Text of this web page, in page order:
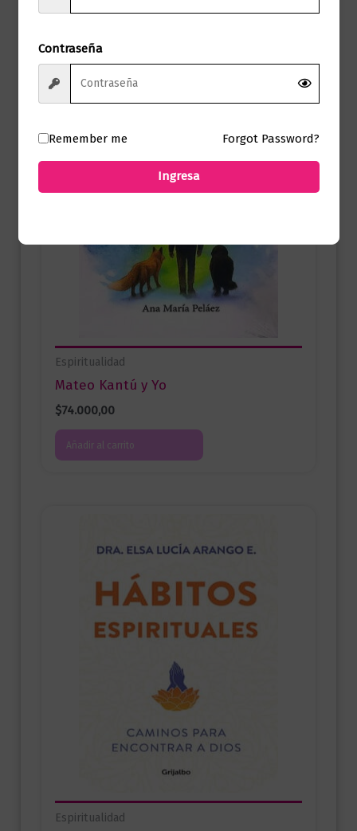
Espiritualidad
Mateo Kantú y Yo
$74.000,00
Añadir al carrito
Espiritualidad
Contraseña
Remember me Forgot Password?
Ingresa